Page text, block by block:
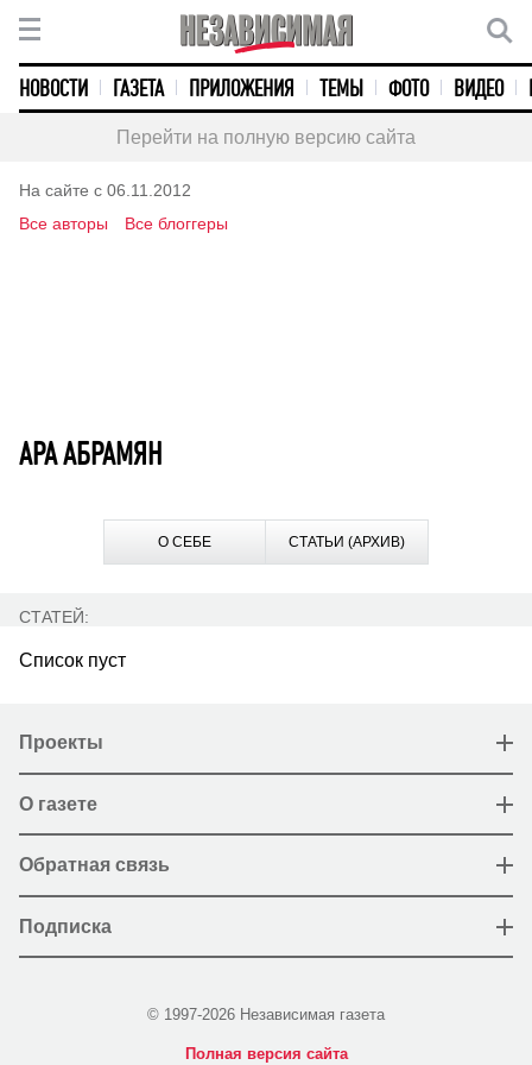
НОВОСТИ ГАЗЕТА ПРИЛОЖЕНИЯ ТЕМЫ ФОТО ВИДЕО
Перейти на полную версию сайта
На сайте с 06.11.2012
Все авторы
Все блоггеры
АРА АБРАМЯН
О СЕБЕ СТАТЬИ (АРХИВ)
СТАТЕЙ:
Список пуст
Проекты
О газете
Обратная связь
Подписка
© 1997-2026 Независимая газета
Полная версия сайта